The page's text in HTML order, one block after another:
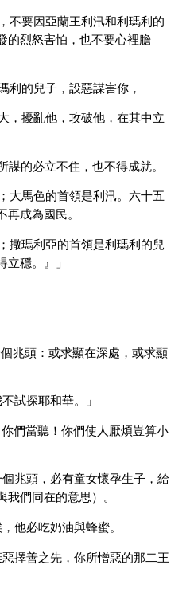
不要因亞蘭王利汛和利瑪利的
的烈怒害怕，也不要心裡膽
利的兒子，設惡謀害你，
，擾亂他，攻破他，在其中立
的必立不住，也不得成就。
大馬色的首領是利汛。六十五
成為國民。
撒瑪利亞的首領是利瑪利的兒
穩。』」
兆頭：或求顯在深處，或求顯
試探耶和華。」
們當聽！你們使人厭煩豈算小
兆頭，必有童女懷孕生子，給
們同在的意思）。
他必吃奶油與蜂蜜。
擇善之先，你所憎惡的那二王